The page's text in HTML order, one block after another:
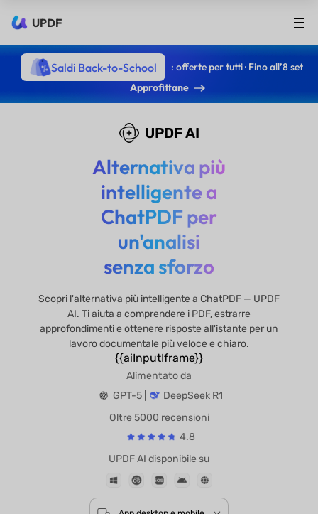
UPDF
Saldi Back-to-School
: offerte per tutti · Fino all’8 set
Approfittane
UPDF AI
Alternativa più
intelligente a
ChatPDF per
un'analisi
senza sforzo
Scopri l'alternativa più intelligente a ChatPDF — UPDF
AI. Ti aiuta a comprendere i PDF, estrarre
approfondimenti e ottenere risposte all'istante per un
lavoro documentale più veloce e chiaro.
{{aiInputIframe}}
Oltre 5000 recensioni
4.8